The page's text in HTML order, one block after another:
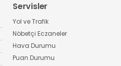
Servisler
Yol ve Trafik
Nöbetçi Eczaneler
Hava Durumu
Puan Durumu